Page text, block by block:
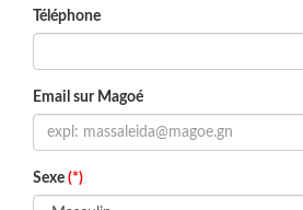
Téléphone
Email sur Magoé
Sexe (*)